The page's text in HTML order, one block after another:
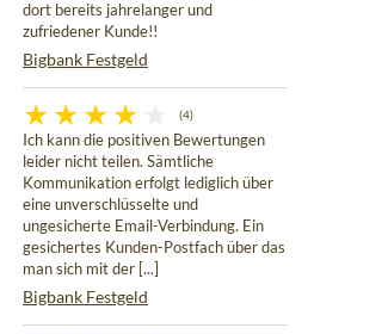
dort bereits jahrelanger und
zufriedener Kunde!!
Bigbank Festgeld
(4)
Ich kann die positiven Bewertungen
leider nicht teilen. Sämtliche
Kommunikation erfolgt lediglich über
eine unverschlüsselte und
ungesicherte Email-Verbindung. Ein
gesichertes Kunden-Postfach über das
man sich mit der [...]
Bigbank Festgeld